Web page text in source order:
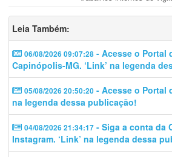
Leia Também:
06/08/2026 09:07:28 - Acesse o Portal
Capinópolis-MG. ‘Link’ na legenda
05/08/2026 20:50:20 - Acesse o Portal
na legenda dessa publicação!
04/08/2026 21:34:17 - Siga a conta da
Instagram. ‘Link’ na legenda dessa